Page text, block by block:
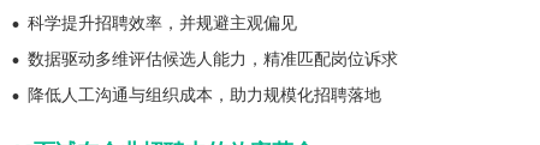
· 科学提升招聘效率，并规避主观偏见
· 数据驱动多维评估候选人能力，精准匹配岗位诉求
· 降低人工沟通与组织成本，助力规模化招聘落地